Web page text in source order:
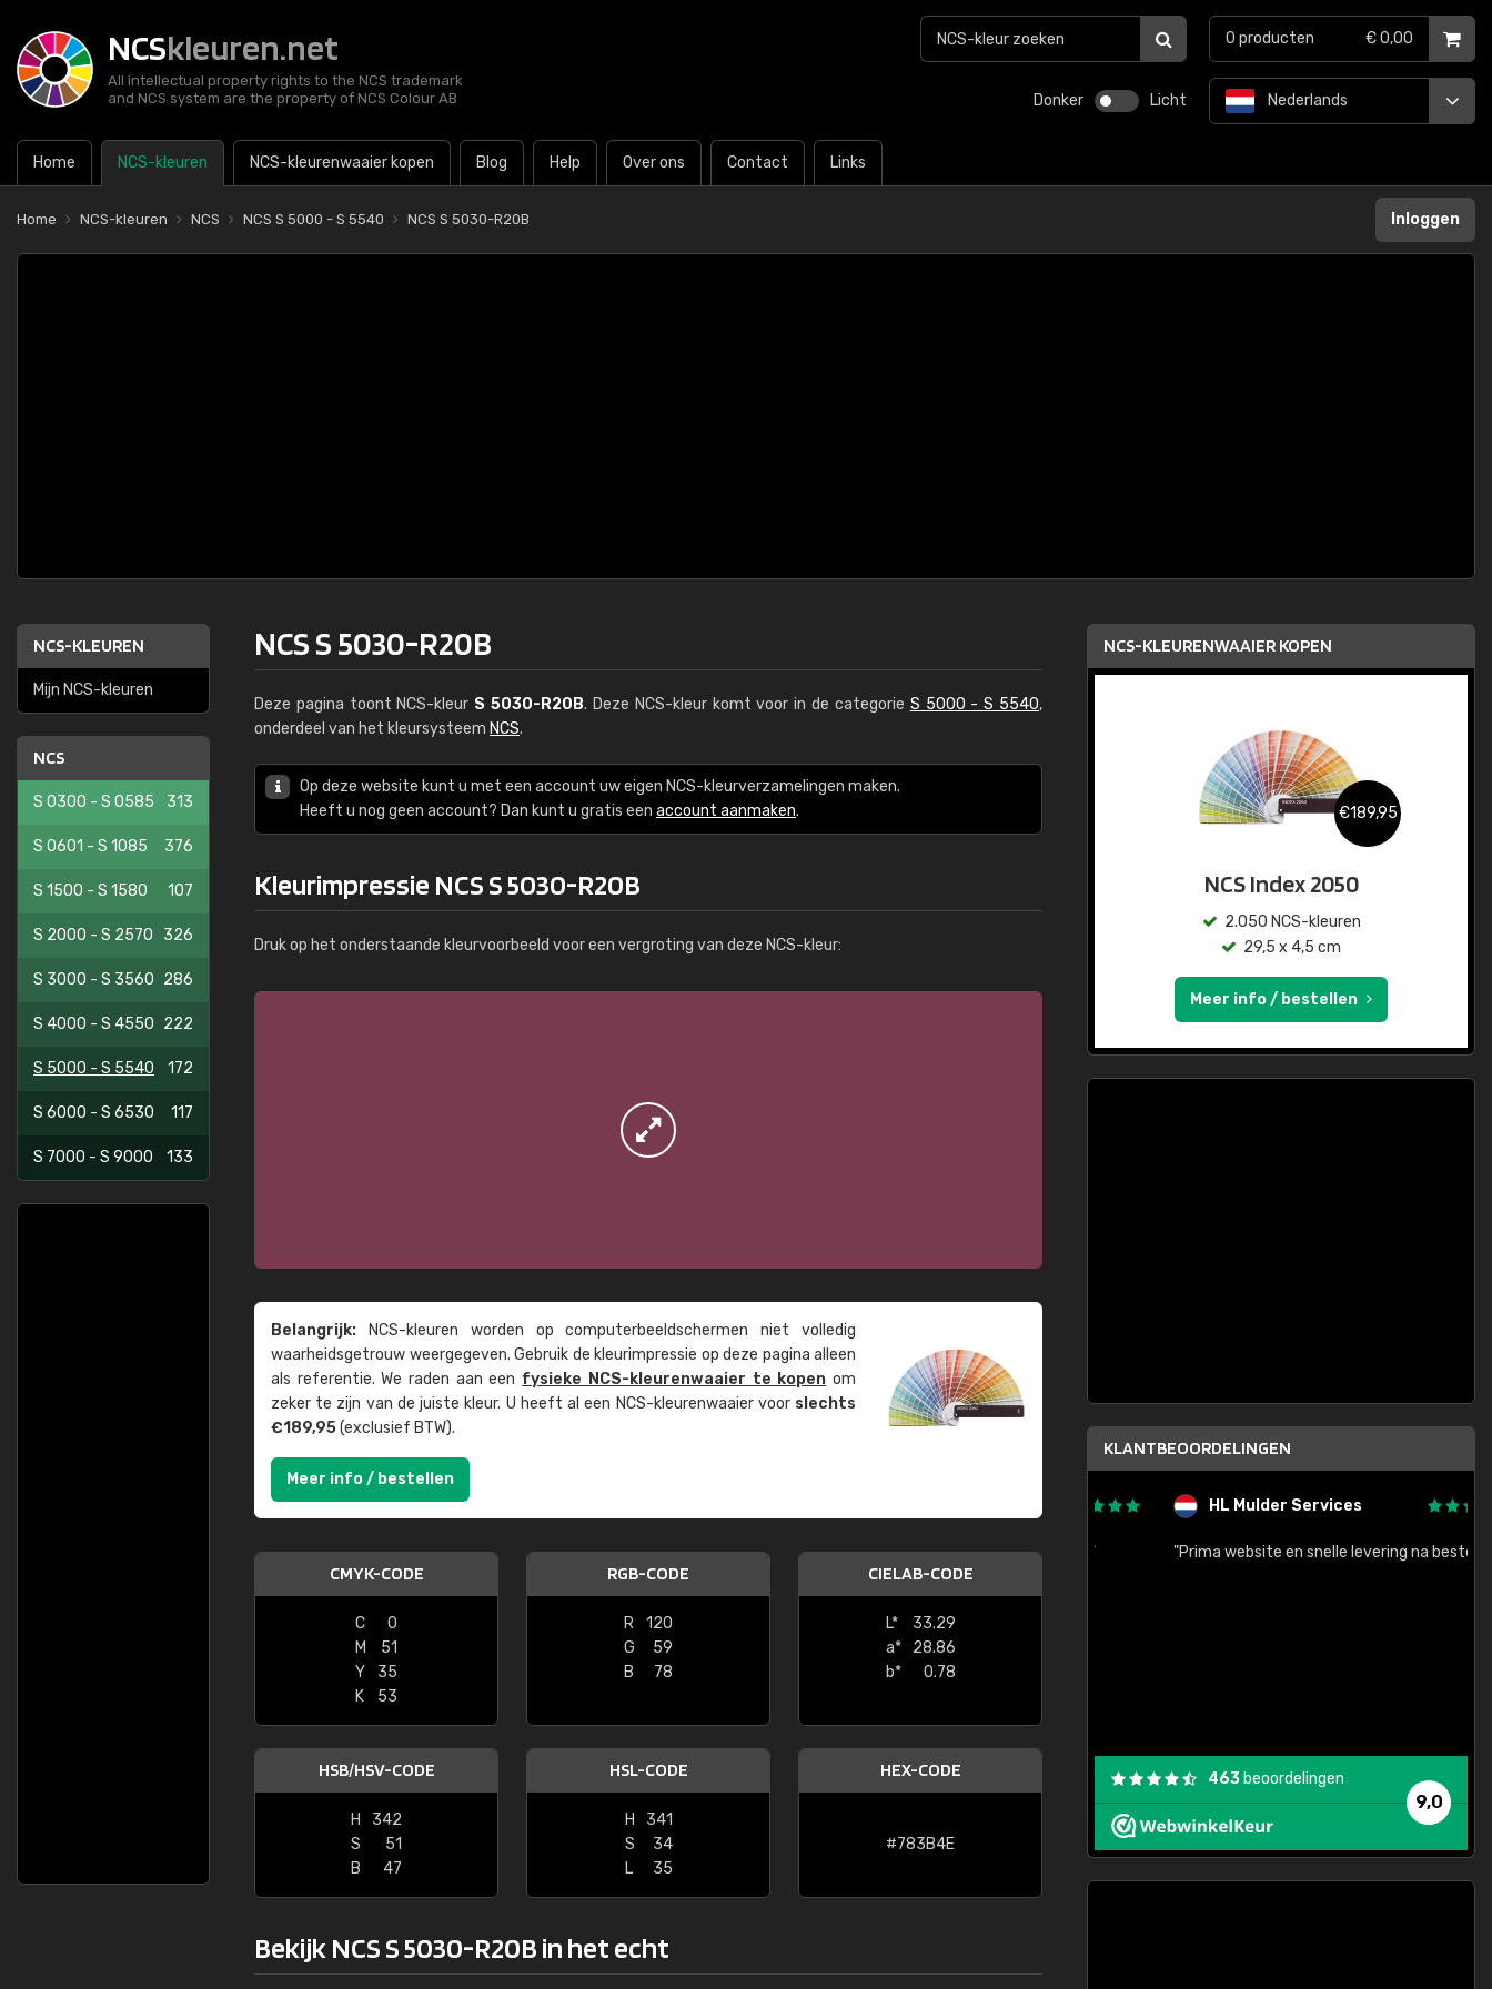
NCSkleuren.net
All intellectual property rights to the NCS trademark
and NCS system are the property of NCS Colour AB
Donker Licht
Home NCS-kleuren NCS-kleurenwaaier kopen Blog Help Over ons Contact Links
Nederlands
0 producten € 0,00
Home NCS-kleuren NCS NCS S 5000 - S 5540 NCS S 5030-R20B Inloggen
NCS-KLEUREN
Mijn NCS-kleuren
NCS
S 0300 - S 0585 313
S 0601 - S 1085 376
S 1500 - S 1580 107
S 2000 - S 2570 326
S 3000 - S 3560 286
S 4000 - S 4550 222
S 5000 - S 5540 172
S 6000 - S 6530 117
S 7000 - S 9000 133
NCS S 5030-R20B
Deze pagina toont NCS-kleur S 5030-R20B. Deze NCS-kleur komt voor in de categorie S 5000 - S 5540,
onderdeel van het kleursysteem NCS.
Op deze website kunt u met een account uw eigen NCS-kleurverzamelingen maken.
Heeft u nog geen account? Dan kunt u gratis een account aanmaken.
Kleurimpressie NCS S 5030-R20B
Druk op het onderstaande kleurvoorbeeld voor een vergroting van deze NCS-kleur:
Belangrijk: NCS-kleuren worden op computer­beeld­schermen niet volledig
waarheids­­getrouw weer­gegeven. Gebruik de kleur­impressie op deze pagina alleen
als referentie. We raden aan een fysieke NCS-kleuren­waaier te kopen om
zeker te zijn van de juiste kleur. U heeft al een NCS-kleuren­waaier voor slechts
€189,95(exclusief BTW).
Meer info / bestellen
CMYK-CODE
C
0
M
51
Y
35
K
53
RGB-CODE
R
120
G
59
B
78
CIELAB-CODE
L*
33.29
a*
28.86
b*
0.78
HSB/HSV-CODE
H
342
S
51
B
47
HSL-CODE
H
341
S
34
L
35
HEX-CODE
#783B4E
Bekijk NCS S 5030-R20B in het echt
NCS-KLEURENWAAIER KOPEN
€189,95
NCS Index 2050
2.050 NCS-kleuren
29,5 x 4,5 cm
Meer info / bestellen
KLANTBEOORDELINGEN
"Super snelle service en zeer betaalbaar!"
HL Mulder Services
"Prima website en snelle levering na bestelling"
9,0
463 beoordelingen